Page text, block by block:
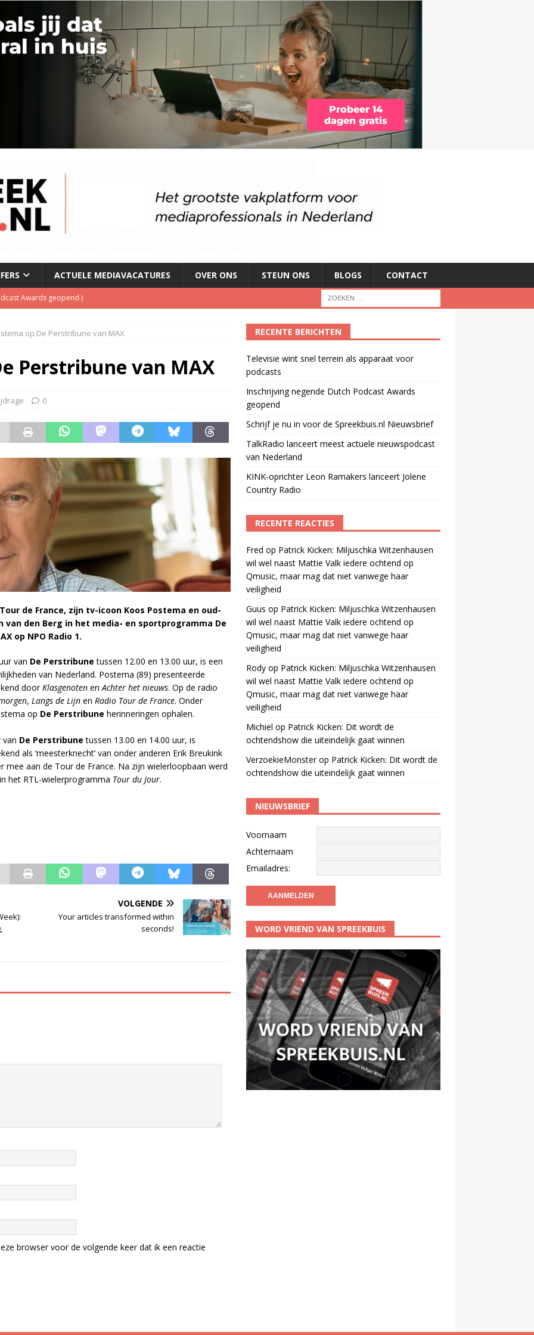
ACTUELE MEDIAVACATURES OVER ONS STEUN ONS BLOGS CONTACT
Awards geopend )
nieuwspodcast van Nederland )
lanceert Jolene Country Radio
voor podcasts
op De Perstribune van MAX
Perstribune van MAX
0
de France, zijn tv-icoon Koos Postema en oud-
van den Berg in het media- en sportprogramma De
op NPO Radio 1.
van De Perstribune tussen 12.00 en 13.00 uur, is een
van Nederland. Postema (89) presenteerde
doorKlasgenoten enAchter het nieuws. Op de radio
, Langs de Lijn en Radio Tour de France. Onder
op De Perstribune herinneringen ophalen.
van De Perstribune tussen 13.00 en 14.00 uur, is
als ‘meesterknecht’ van onder anderen Erik Breukink
mee aan de Tour de France. Na zijn wielerloopbaan werd
het RTL-wielerprogramma Tour du Jour.
VOLGENDE
Your articles transformed within
seconds!
browser voor de volgende keer dat ik een reactie
RECENTE BERICHTEN
Televisie wint snel terrein als apparaat voor
podcasts
Inschrijving negende Dutch Podcast Awards
geopend
Schrijf je nu in voor de Spreekbuis.nl Nieuwsbrief
TalkRadio lanceert meest actuele nieuwspodcast
van Nederland
KINK-oprichter Leon Ramakers lanceert Jolene
Country Radio
RECENTE REACTIES
Fred op Patrick Kicken: Miljuschka Witzenhausen
wil wel naast Mattie Valk iedere ochtend op
Qmusic, maar mag dat niet vanwege haar
veiligheid
Guus op Patrick Kicken: Miljuschka Witzenhausen
wil wel naast Mattie Valk iedere ochtend op
Qmusic, maar mag dat niet vanwege haar
veiligheid
Rodyop Patrick Kicken: Miljuschka Witzenhausen
wil wel naast Mattie Valk iedere ochtend op
Qmusic, maar mag dat niet vanwege haar
veiligheid
Michiel op Patrick Kicken: Dit wordt de
ochtendshow die uiteindelijk gaat winnen
VerzoekieMonsterop Patrick Kicken: Dit wordt de
ochtendshow die uiteindelijk gaat winnen
NIEUWSBRIEF
Voornaam
Achternaam
Emailadres:
WORD VRIEND VAN SPREEKBUIS